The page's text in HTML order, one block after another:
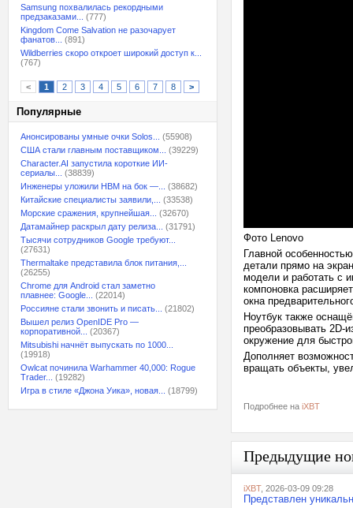
Samsung похвалилась рекордными
предзаказами...
(777)
Kingdom Come Salvation не разочарует
фанатов...
(891)
Wildberries скоро откроет широкий доступ к...
(767)
< 1 2 3 4 5 6 7 8 >
Популярные
Анонсированы умные очки Solos...
(55908)
США стали главным поставщиком...
(39229)
Character.AI запустила короткие ИИ-
сериалы...
(38839)
Инженеры уложили HBM на бок —...
(38682)
Китайские специалисты заявили,...
(33538)
Морские сражения, крупнейшая...
(32670)
Датамайнер раскрыл дату релиза...
(31791)
Тысячи сотрудников Google требуют...
(27631)
Thermaltake представила блок питания,...
(26255)
Chrome для Android стал заметно
плавнее: Google...
(22014)
Россияне стали звонить и писать...
(21802)
Вышел релиз OpenIDE Pro —
корпоративной...
(20367)
Mitsubishi начнёт выпускать по 1000...
(19918)
Owlcat починила Warhammer 40,000: Rogue
Trader...
(19282)
Игра в стиле «Джона Уика», новая...
(18799)
Фото Lenovo
Главной
детали прямо на
модели и работать с
компоновка
окна
Ноутбук также
преобразовывать 2D-
окружение для
Дополняет
вращать объекты,
Подробнее на iXBT
Предыдущие
iXBT, 2026-03-09 09:28
Представлен